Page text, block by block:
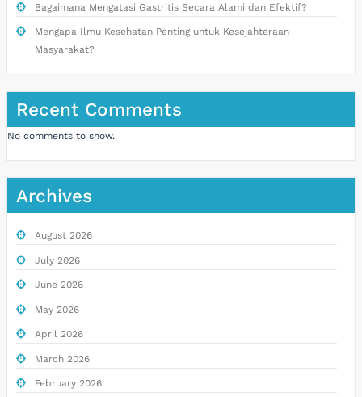
Bagaimana Mengatasi Gastritis Secara Alami dan Efektif?
Mengapa Ilmu Kesehatan Penting untuk Kesejahteraan
Masyarakat?
Recent Comments
No comments to show.
Archives
August 2026
July 2026
June 2026
May 2026
April 2026
March 2026
February 2026